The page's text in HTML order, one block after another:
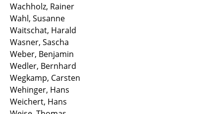
Wachholz, Rainer
Wahl, Susanne
Waitschat, Harald
Wasner, Sascha
Weber, Benjamin
Wedler, Bernhard
Wegkamp, Carsten
Wehinger, Hans
Weichert, Hans